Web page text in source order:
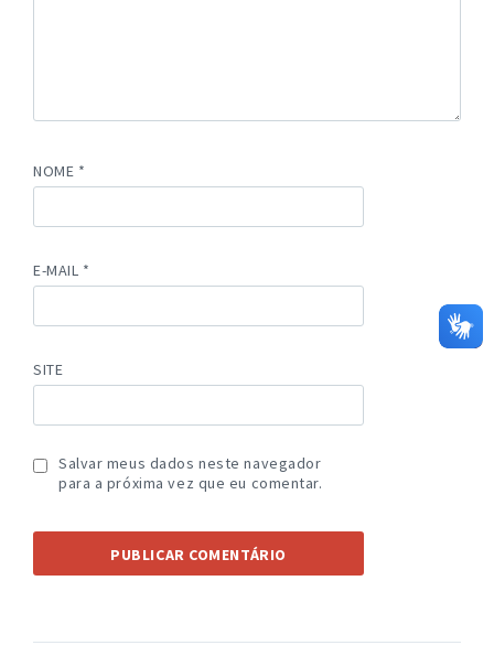
NOME *
E-MAIL *
SITE
Salvar meus dados neste navegador
para a próxima vez que eu comentar.